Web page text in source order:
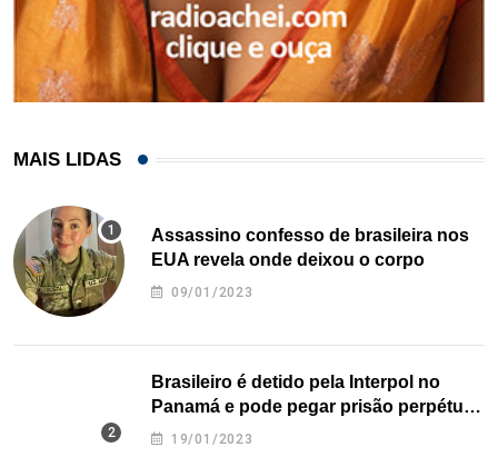
MAIS LIDAS
Assassino confesso de brasileira nos
EUA revela onde deixou o corpo
09/01/2023
Brasileiro é detido pela Interpol no
Panamá e pode pegar prisão perpétua
nos EUA
19/01/2023